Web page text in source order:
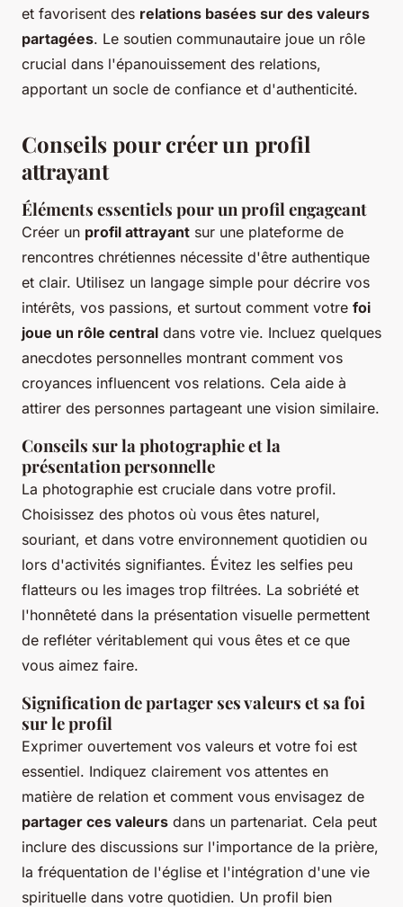
et favorisent des relations basées sur des valeurs
partagées. Le soutien communautaire joue un rôle
crucial dans l'épanouissement des relations,
apportant un socle de confiance et d'authenticité.
Conseils pour créer un profil
attrayant
Éléments essentiels pour un profil engageant
Créer un profil attrayant sur une plateforme de
rencontres chrétiennes nécessite d'être authentique
et clair. Utilisez un langage simple pour décrire vos
intérêts, vos passions, et surtout comment votre foi
joue un rôle central dans votre vie. Incluez quelques
anecdotes personnelles montrant comment vos
croyances influencent vos relations. Cela aide à
attirer des personnes partageant une vision similaire.
Conseils sur la photographie et la
présentation personnelle
La photographie est cruciale dans votre profil.
Choisissez des photos où vous êtes naturel,
souriant, et dans votre environnement quotidien ou
lors d'activités signifiantes. Évitez les selfies peu
flatteurs ou les images trop filtrées. La sobriété et
l'honnêteté dans la présentation visuelle permettent
de refléter véritablement qui vous êtes et ce que
vous aimez faire.
Signification de partager ses valeurs et sa foi
sur le profil
Exprimer ouvertement vos valeurs et votre foi est
essentiel. Indiquez clairement vos attentes en
matière de relation et comment vous envisagez de
partager ces valeurs dans un partenariat. Cela peut
inclure des discussions sur l'importance de la prière,
la fréquentation de l'église et l'intégration d'une vie
spirituelle dans votre quotidien. Un profil bien